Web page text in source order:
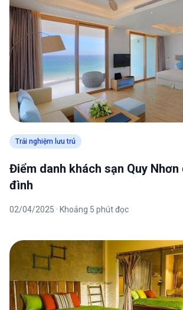
Trải nghiệm lưu trú
Điểm danh khách sạn Quy
đình
02/04/2025 · Khoảng 5 phút đọc